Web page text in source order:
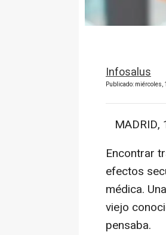
Infosalus
Publicado: miércoles,
MADRID,
Encontrar
efectos
médica.
viejo
pensaba.